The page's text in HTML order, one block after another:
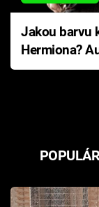
Jakou barvu
Hermiona?
Pottera